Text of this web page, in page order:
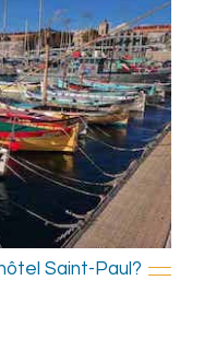
Saint-Paul?